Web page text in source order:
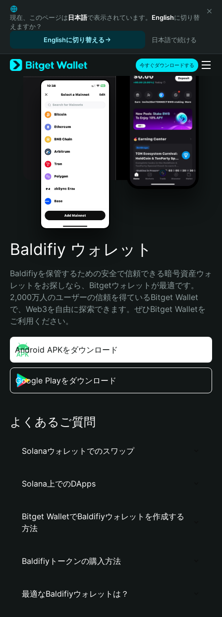
English
日本語
Tiếng Việt
Español (Latinoamérica)
Türkçe
Italiano
Português (Portugal)
Bahasa Indonesia
Português (Brasil)
Español (Argentina)
現在、このページは日本語で表示されています。 Englishに切り替
えますか？
Englishに切り替える
日本語で続ける
今すぐダウンロードする
Baldifiy ウォレット
Baldifiyを保管するための安全で信頼できる暗号資産ウォ
レットをお探しなら、Bitgetウォレットが最適です。
2,000万人のユーザーの信頼を得ているBitget Wallet
で、Web3を自由に探索できます。ぜひBitget Walletを
ご利用ください。
Android APKをダウンロード
Google Playをダウンロード
よくあるご質問
Solanaウォレットでのスワップ
Solana上でのDApps
Bitget WalletでBaldifiyウォレットを作成する
方法
Baldifiyトークンの購入方法
最適なBaldifiyウォレットは？